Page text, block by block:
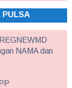
PULSA
NAMA dan